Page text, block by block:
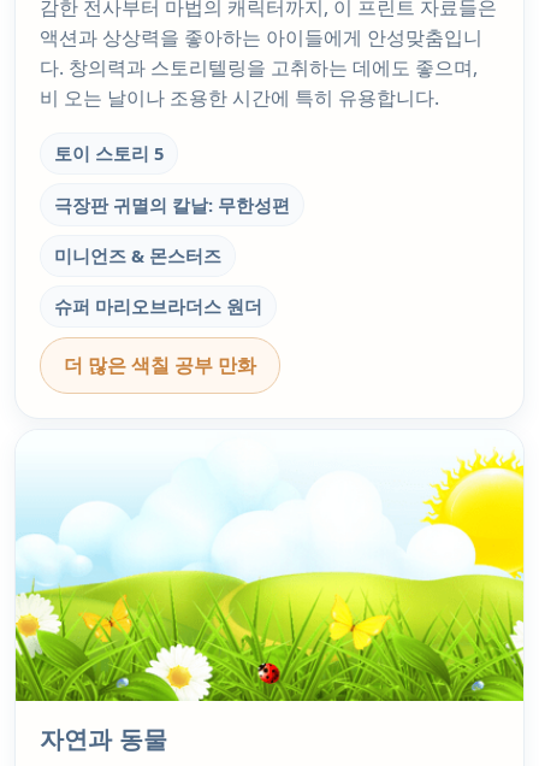
감한 전사부터 마법의 캐릭터까지, 이 프린트 자료들은
액션과 상상력을 좋아하는 아이들에게 안성맞춤입니
다. 창의력과 스토리텔링을 고취하는 데에도 좋으며,
비 오는 날이나 조용한 시간에 특히 유용합니다.
토이 스토리 5
극장판 귀멸의 칼날: 무한성편
미니언즈 & 몬스터즈
슈퍼 마리오브라더스 원더
더 많은 색칠 공부 만화
자연과 동물